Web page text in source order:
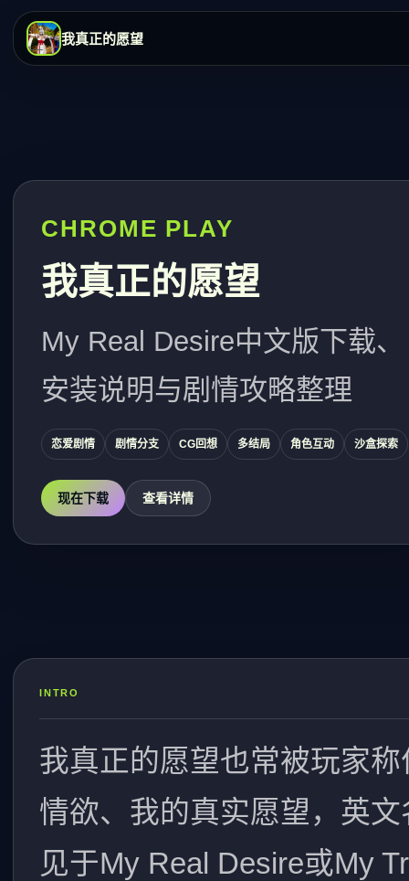
我真正的愿望
CHROME PLAY
我真正的愿望
My Real Desire中文版下载、
安装说明与剧情攻略整理
恋爱剧情 剧情分支 CG回想 多结局 角色互动 沙盒探索
现在下载 查看详情
INTRO
我真正的愿望也常被玩家
情欲、我的真实愿望，英
见于My Real Desire或My